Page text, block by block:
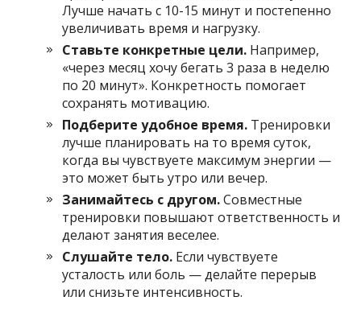
Лучше начать с 10-15 минут и постепенно
увеличивать время и нагрузку.
Ставьте конкретные цели. Например,
«через месяц хочу бегать 3 раза в неделю
по 20 минут». Конкретность помогает
сохранять мотивацию.
Подберите удобное время. Тренировки
лучше планировать на то время суток,
когда вы чувствуете максимум энергии —
это может быть утро или вечер.
Занимайтесь с другом.Совместные
тренировки повышают ответственность и
делают занятия веселее.
Слушайте тело. Если чувствуете
усталость или боль — делайте перерыв
или снизьте интенсивность.